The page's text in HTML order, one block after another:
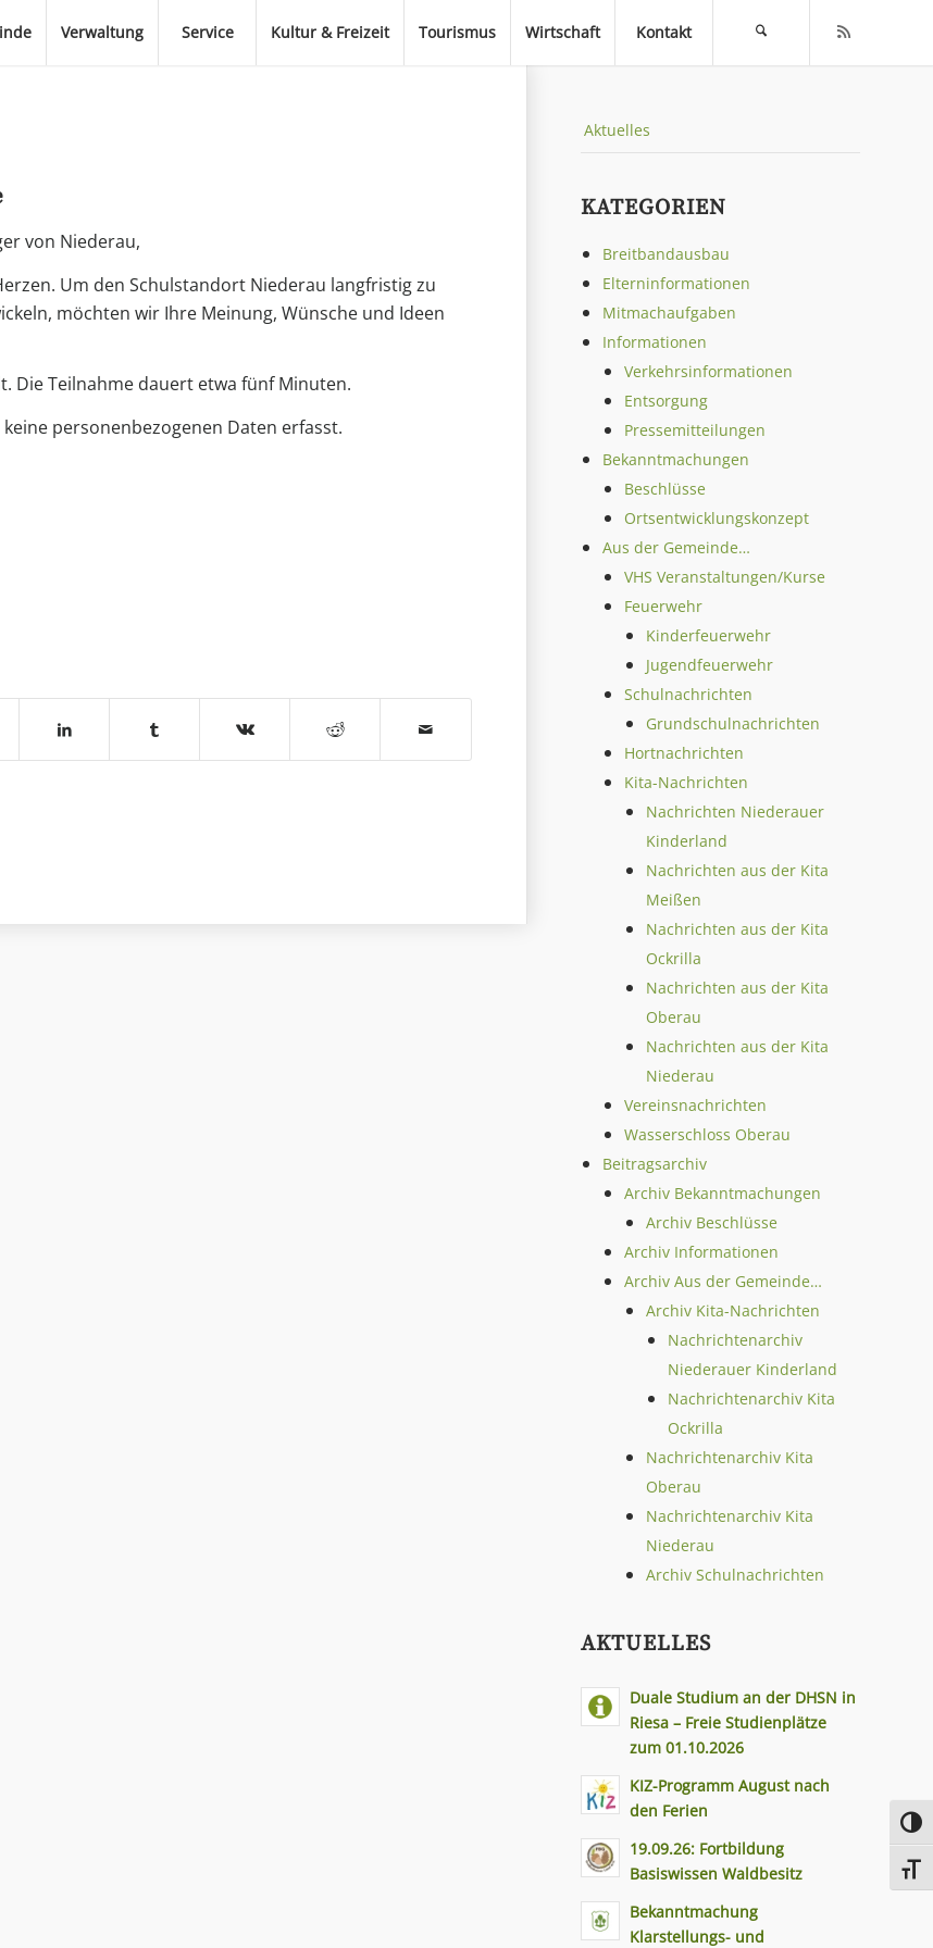
Verwaltung Service Kultur & Freizeit Tourismus Wirtschaft Kontakt
von Niederau,
Um den Schulstandort Niederau langfristig zu
möchten wir Ihre Meinung, Wünsche und Ideen
Die Teilnahme dauert etwa fünf Minuten.
personenbezogenen Daten erfasst.
Aktuelles
KATEGORIEN
Breitbandausbau
Elterninformationen
Mitmachaufgaben
Informationen
Verkehrsinformationen
Entsorgung
Pressemitteilungen
Bekanntmachungen
Beschlüsse
Ortsentwicklungskonzept
Aus der Gemeinde…
VHS Veranstaltungen/Kurse
Feuerwehr
Kinderfeuerwehr
Jugendfeuerwehr
Schulnachrichten
Grundschulnachrichten
Hortnachrichten
Kita-Nachrichten
Nachrichten Niederauer
Kinderland
Nachrichten aus der Kita
Meißen
Nachrichten aus der Kita
Ockrilla
Nachrichten aus der Kita
Oberau
Nachrichten aus der Kita
Niederau
Vereinsnachrichten
Wasserschloss Oberau
Beitragsarchiv
Archiv Bekanntmachungen
Archiv Beschlüsse
Archiv Informationen
Archiv Aus der Gemeinde…
Archiv Kita-Nachrichten
Nachrichtenarchiv
Niederauer Kinderland
Nachrichtenarchiv Kita
Ockrilla
Nachrichtenarchiv Kita
Oberau
Nachrichtenarchiv Kita
Niederau
Archiv Schulnachrichten
AKTUELLES
Duale Studium an der DHSN in
Riesa – Freie Studienplätze
zum 01.10.2026
KIZ-Programm August nach
den Ferien
19.09.26: Fortbildung
Basiswissen Waldbesitz
Bekanntmachung
Klarstellungs- und